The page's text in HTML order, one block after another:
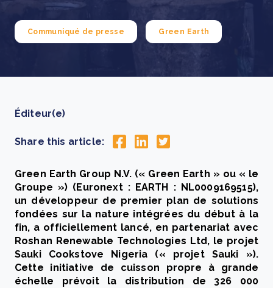
Communiqué de presse Green Earth
Éditeur(e)
Share this article:
Green Earth Group N.V. (« Green Earth » ou « le
Groupe ») (Euronext : EARTH : NL0009169515),
un développeur de premier plan de solutions
fondées sur la nature intégrées du début à la
fin, a officiellement lancé, en partenariat avec
Roshan Renewable Technologies Ltd, le projet
Sauki Cookstove Nigeria (« projet Sauki »).
Cette initiative de cuisson propre à grande
échelle prévoit la distribution de 326 000